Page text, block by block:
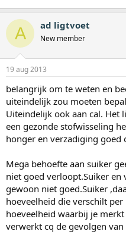
A ad ligtvoet
New member
19 aug 2013
belangrijk om te weten en
uiteindelijk zou moeten
Uiteindelijk ook aan cal. Het
een gezonde stofwisseling
honger en verzadiging goed
Mega behoefte aan suiker
niet goed verloopt.Suiker
gewoon niet goed.Suiker
hoeveelheid die verschilt
hoeveelheid waarbij je
verwerkt cq de gevolgen